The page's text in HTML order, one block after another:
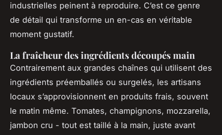
industrielles peinent à reproduire. C’est ce genre
de détail qui transforme un en-cas en véritable
moment gustatif.
La fraîcheur des ingrédients découpés main
Contrairement aux grandes chaînes qui utilisent des
ingrédients préemballés ou surgelés, les artisans
locaux s’approvisionnent en produits frais, souvent
le matin même. Tomates, champignons, mozzarella,
jambon cru - tout est taillé à la main, juste avant